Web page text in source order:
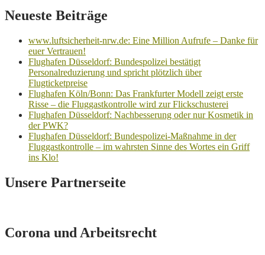
Neueste Beiträge
www.luftsicherheit-nrw.de: Eine Million Aufrufe – Danke für
euer Vertrauen!
Flughafen Düsseldorf: Bundespolizei bestätigt
Personalreduzierung und spricht plötzlich über
Flugticketpreise
Flughafen Köln/Bonn: Das Frankfurter Modell zeigt erste
Risse – die Fluggastkontrolle wird zur Flickschusterei
Flughafen Düsseldorf: Nachbesserung oder nur Kosmetik in
der PWK?
Flughafen Düsseldorf: Bundespolizei-Maßnahme in der
Fluggastkontrolle – im wahrsten Sinne des Wortes ein Griff
ins Klo!
Unsere Partnerseite
Corona und Arbeitsrecht